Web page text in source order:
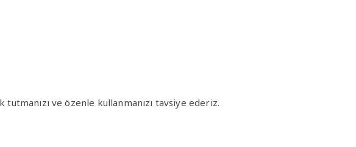
ve özenle kullanmanızı tavsiye ederiz.